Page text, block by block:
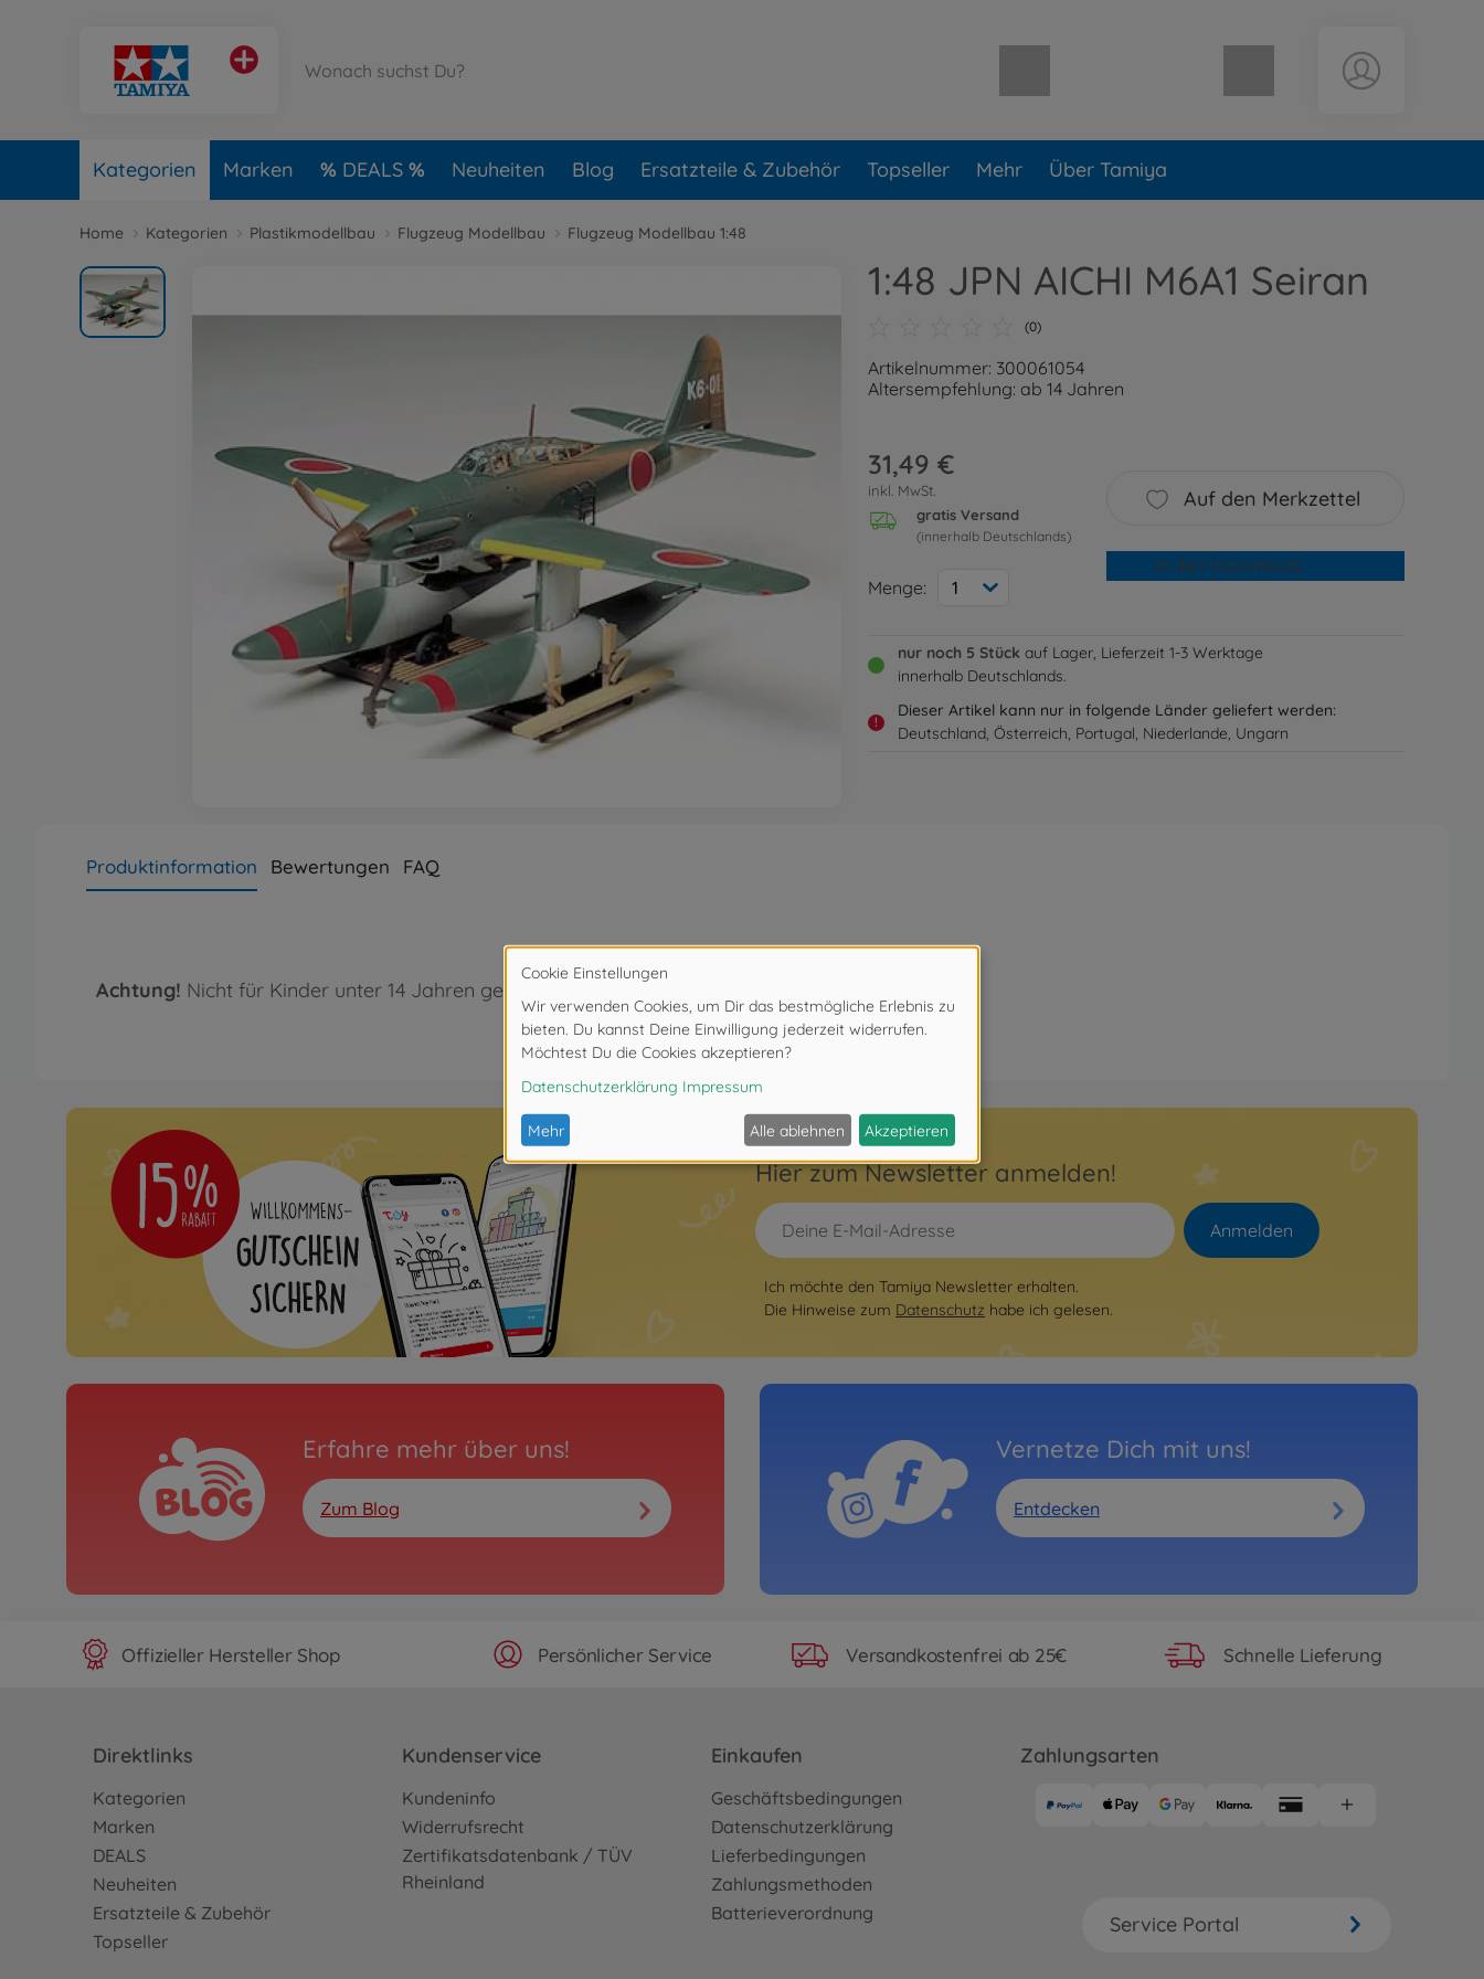
Warenkorb leer
Kategorien Marken DEALS Neuheiten Blog Ersatzteile & Zubehör Topseller Mehr Über Tamiya
Home Kategorien Plastikmodellbau Flugzeug Modellbau Flugzeug Modellbau 1:48
1:48 JPN AICHI M6A1 Seiran
(0)
Artikelnummer: 300061054
Altersempfehlung: ab 14 Jahren
31,49 €
inkl. MwSt.
gratis Versand
(innerhalb Deutschlands)
Menge: 1
Auf den Merkzettel
In den Warenkorb
nur noch 5 Stück auf Lager, Lieferzeit 1-3 Werktage
innerhalb Deutschlands.
!
Dieser Artikel kann nur in folgende Länder geliefert werden:
Deutschland, Österreich, Portugal, Niederlande, Ungarn
Produktinformation Bewertungen FAQ
Achtung! Nicht für Kinder unter 14 Jahren geeignet.
Hier zum Newsletter anmelden!
Anmelden
Ich möchte den Tamiya Newsletter erhalten.
Die Hinweise zum Datenschutz habe ich gelesen.
Erfahre mehr über uns!
Zum Blog
Vernetze Dich mit uns!
Entdecken
Offizieller Hersteller Shop Persönlicher Service Versandkostenfrei ab 25€ Schnelle Lieferung
Direktlinks
Kategorien
Marken
DEALS
Neuheiten
Ersatzteile & Zubehör
Topseller
Kundenservice
Kundeninfo
Widerrufsrecht
Zertifikatsdatenbank / TÜV
Rheinland
Einkaufen
Geschäftsbedingungen
Datenschutzerklärung
Lieferbedingungen
Zahlungsmethoden
Batterieverordnung
Zahlungsarten
Service Portal